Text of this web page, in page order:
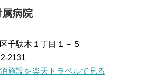
属病院
千駄木１丁目１－５
2131
施設を楽天トラベルで見る